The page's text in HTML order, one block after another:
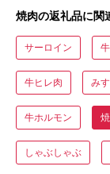
焼肉の返礼品に関
サーロイン
牛ヒレ肉 み
牛ホルモン
しゃぶしゃぶ